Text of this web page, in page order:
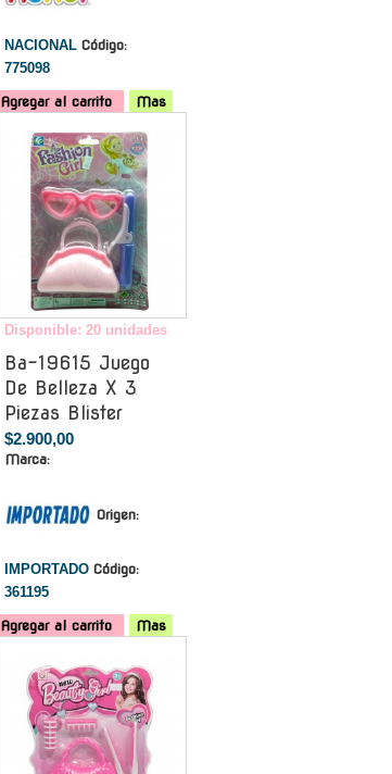
NACIONAL Código:
775098
Agregar al carrito
Mas
Disponible: 20 unidades
Ba-19615 Juego
De Belleza X 3
Piezas Blister
$2.900,00
Marca:
Origen:
IMPORTADO Código:
361195
Agregar al carrito
Mas